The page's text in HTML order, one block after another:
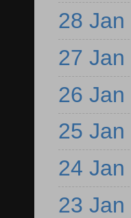
28 Jan
27 Jan
26 Jan
25 Jan
24 Jan
23 Jan